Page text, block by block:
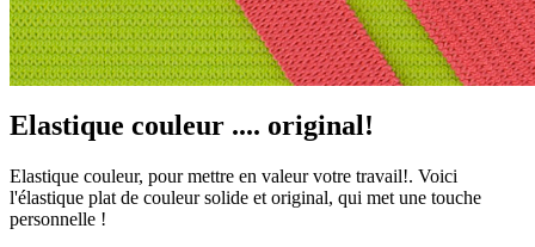
Elastique couleur .... original!
Elastique couleur, pour mettre en valeur votre travail!. Voici
l'élastique plat de couleur solide et original, qui met une touche
personnelle !